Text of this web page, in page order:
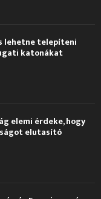
lehetne telepíteni
katonákat
elemi érdeke, hogy
elutasító